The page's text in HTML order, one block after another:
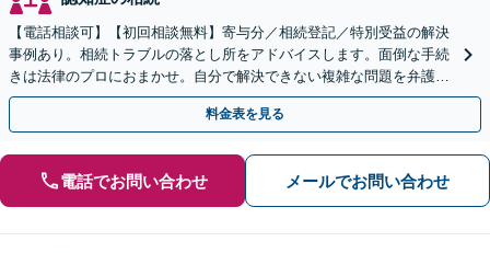
【電話相談可】【初回相談無料】寄与分／相続登記／特別受益の解決
事例あり。相続トラブルの落とし所をアドバイスします。面倒な手続
きは法律のプロにおまかせ。自分で解決できない複雑な問題を弁護士
が解決します。
料金表を見る
電話でお問い合わせ メールでお問い合わせ